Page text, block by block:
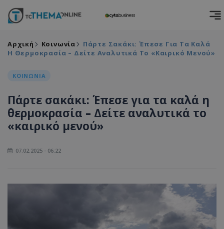
Αρχική Κοινωνία
Πάρτε Σακάκι: Έπεσε Για Τα Καλά
Η Θερμοκρασία – Δείτε Αναλυτικά Το «καιρικό Μενού»
ΚΟΙΝΩΝΙΑ
Πάρτε σακάκι: Έπεσε για τα καλά η
θερμοκρασία – Δείτε αναλυτικά το
«καιρικό μενού»
07.02.2025 - 06:22